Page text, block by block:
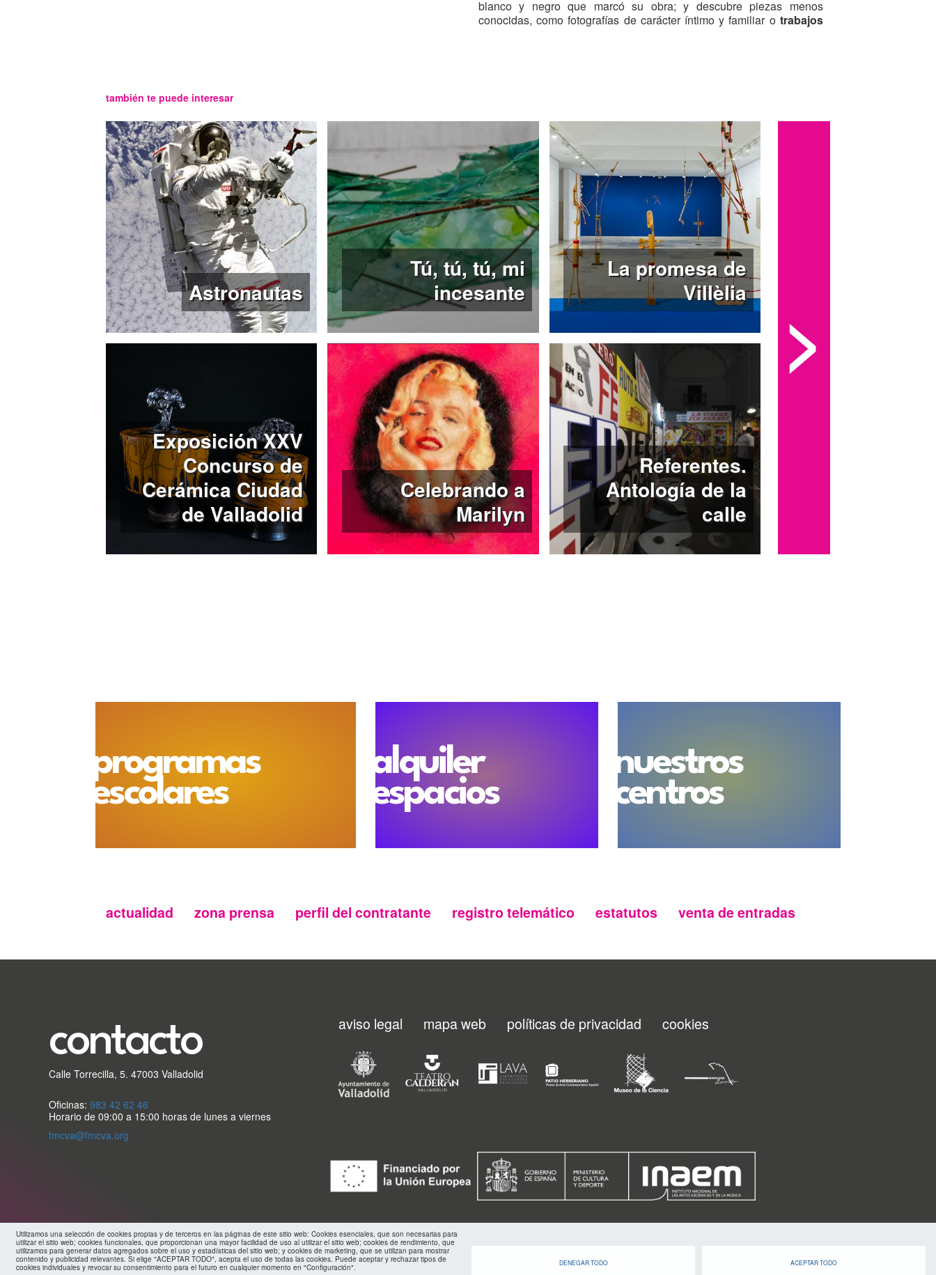
blanco y negro que marcó su obra; y descubre piezas menos
conocidas, como fotografías de carácter íntimo y familiar o trabajos
Visitas guiadas
La FMC organiza visitas guiadas gratuitas para público general de
miércoles a domingo a las 20:00h (sin necesidad de reserva previa).
Los grupos organizados pueden concertar la visita a través del correo
electrónico exposiciones@fmcva.org
también te puede interesar
Astronautas
Tú, tú, tú, mi
incesante
La promesa de
Villèlia
Exposición XXV
Concurso de
Cerámica Ciudad
de Valladolid
Celebrando a
Marilyn
Referentes.
Antología de la
calle
>
programas
escolares
alquiler
espacios
nuestros
centros
secundario
actualidad zona prensa perfil del contratante registro telemático estatutos venta de entradas
Utilizamos una selección de cookies propias y de terceros en las páginas de este sitio web: Cookies esenciales, que son necesarias para
utilizar el sitio web; cookies funcionales, que proporcionan una mayor facilidad de uso al utilizar el sitio web; cookies de rendimiento, que
utilizamos para generar datos agregados sobre el uso y estadísticas del sitio web; y cookies de marketing, que se utilizan para mostrar
contenido y publicidad relevantes. Si elige "ACEPTAR TODO", acepta el uso de todas las cookies. Puede aceptar y rechazar tipos de
cookies individuales y revocar su consentimiento para el futuro en cualquier momento en "Configuración".
DENEGAR TODO ACEPTAR TODO
contacto
Calle Torrecilla, 5. 47003 Valladolid
Oficinas: 983 42 62 46
Horario de 09:00 a 15:00 horas de lunes a viernes
fmcva@fmcva.org
Menu
footer
aviso legal mapa web políticas de privacidad cookies